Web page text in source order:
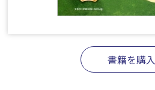
書籍を購入